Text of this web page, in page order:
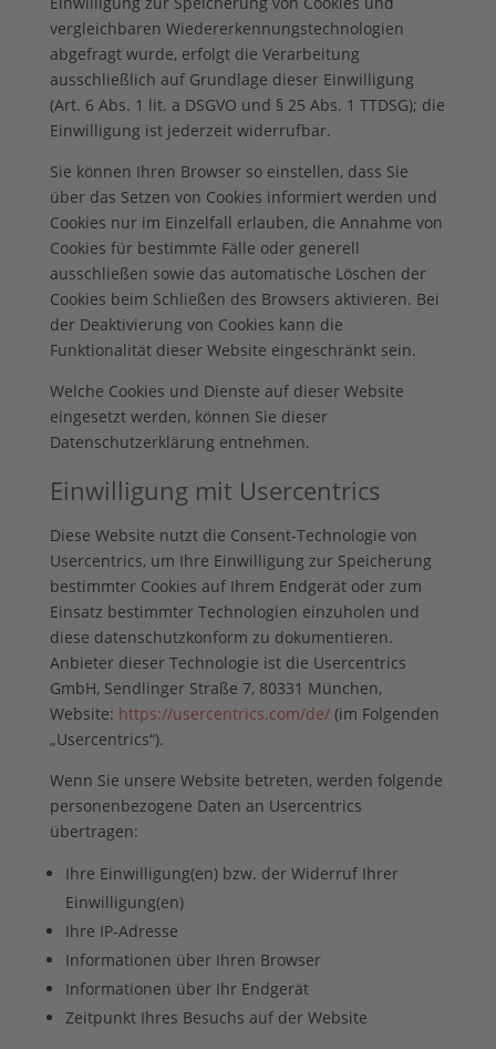
vergleichbaren Wiedererkennungstechnologien
abgefragt wurde, erfolgt die Verarbeitung
ausschließlich auf Grundlage dieser Einwilligung
(Art. 6 Abs. 1 lit. a DSGVO und § 25 Abs. 1 TTDSG); die
Einwilligung ist jederzeit widerrufbar.
Sie können Ihren Browser so einstellen, dass Sie
über das Setzen von Cookies informiert werden und
Cookies nur im Einzelfall erlauben, die Annahme von
Cookies für bestimmte Fälle oder generell
ausschließen sowie das automatische Löschen der
Cookies beim Schließen des Browsers aktivieren. Bei
der Deaktivierung von Cookies kann die
Funktionalität dieser Website eingeschränkt sein.
Welche Cookies und Dienste auf dieser Website
eingesetzt werden, können Sie dieser
Datenschutzerklärung entnehmen.
Einwilligung mit Usercentrics
Diese Website nutzt die Consent-Technologie von
Usercentrics, um Ihre Einwilligung zur Speicherung
bestimmter Cookies auf Ihrem Endgerät oder zum
Einsatz bestimmter Technologien einzuholen und
diese datenschutzkonform zu dokumentieren.
Anbieter dieser Technologie ist die Usercentrics
GmbH, Sendlinger Straße 7, 80331 München,
Website: https://usercentrics.com/de/(im Folgenden
„Usercentrics“).
Wenn Sie unsere Website betreten, werden folgende
personenbezogene Daten an Usercentrics
übertragen:
Ihre Einwilligung(en) bzw. der Widerruf Ihrer
Einwilligung(en)
Ihre IP-Adresse
Informationen über Ihren Browser
Informationen über Ihr Endgerät
Zeitpunkt Ihres Besuchs auf der Website